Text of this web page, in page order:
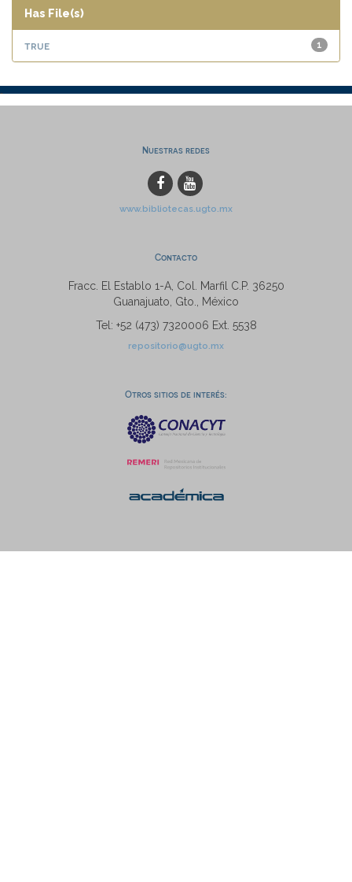
Has File(s)
1
true
Nuestras redes
www.bibliotecas.ugto.mx
Contacto
Fracc. El Establo 1-A, Col. Marfil C.P. 36250
Guanajuato, Gto., México
Tel: +52 (473) 7320006 Ext. 5538
repositorio@ugto.mx
Otros sitios de interés: